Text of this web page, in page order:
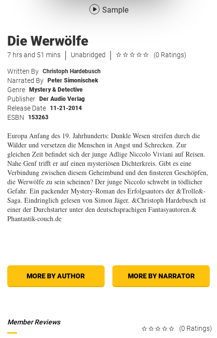
Sample
Die Werwölfe
7 hrs and 51 mins Unabridged (0 Ratings)
Written By Christoph Hardebusch
Narrated By Peter Simonischek
Genre Mystery & Detective
Publisher Der Audio Verlag
Release Date 11-21-2014
ESBN 153263
Europa Anfang des 19. Jahrhunderts: Dunkle Wesen streifen durch die
Wälder und versetzen die Menschen in Angst und Schrecken. Zur
gleichen Zeit befindet sich der junge Adlige Niccolo Viviani auf Reisen.
Nahe Genf trifft er auf einen mysteriösen Dichterkreis. Gibt es eine
Verbindung zwischen diesem Geheimbund und den finsteren Geschöpfen,
die Werwölfe zu sein scheinen? Der junge Niccolo schwebt in tödlicher
Gefahr. Ein packender Mystery-Roman des Erfolgsautors der &Trolle&-
Saga. Eindringlich gelesen von Simon Jäger. &Christoph Hardebusch ist
einer der Durchstarter unter den deutschsprachigen Fantasyautoren.&
Phantastik-couch.de
MORE BY AUTHOR MORE BY NARRATOR
(0 Ratings)
Member Reviews